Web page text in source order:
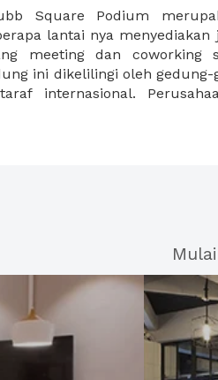
Square Podium
lantai nya menyediakan
meeting dan coworking
ini dikelilingi oleh
internasional.
Square misalnya Gedung
dan UOB Indonesia,